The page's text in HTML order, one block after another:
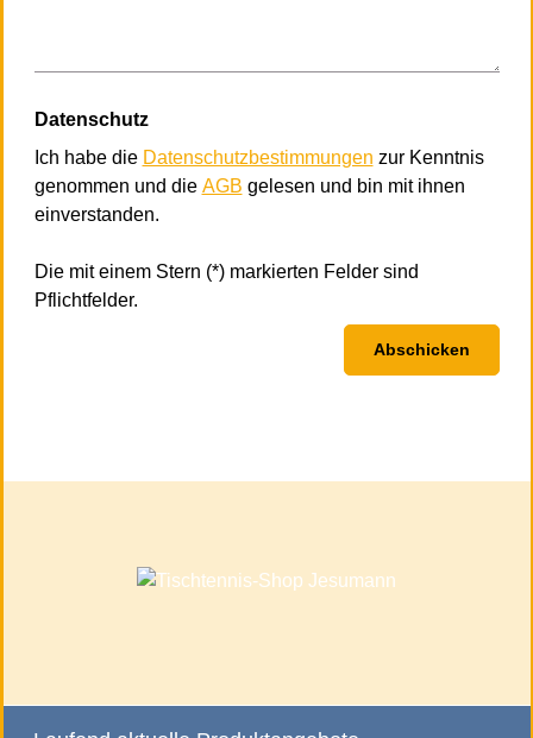
Datenschutz
Ich habe die Datenschutzbestimmungen zur Kenntnis
genommen und die AGB gelesen und bin mit ihnen
einverstanden.
Die mit einem Stern (*) markierten Felder sind
Pflichtfelder.
Abschicken